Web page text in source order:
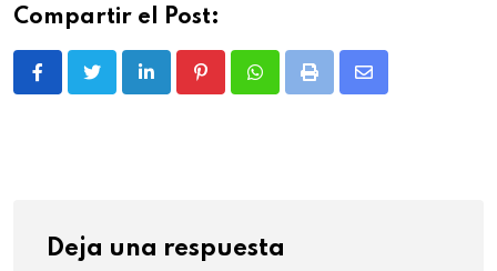
Compartir el Post:
LinkedIn PinterestWhatsappPrint
Share
Deja una respuesta